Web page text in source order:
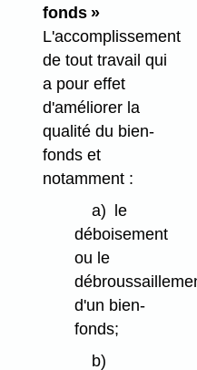
fonds »
L'accomplissement
de tout travail qui
a pour effet
d'améliorer la
qualité du bien-
fonds et
notamment :
a) le
déboisement
ou le
d'un bien-
fonds;
b)